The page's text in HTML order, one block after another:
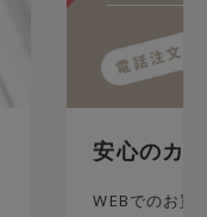
安心のカ
WEBでのお買